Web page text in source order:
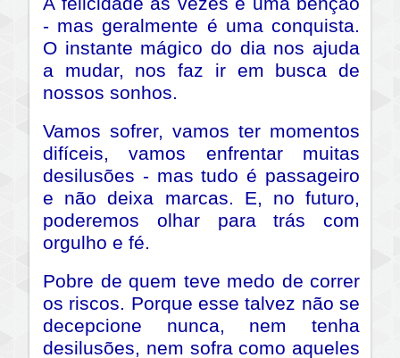
- mas geralmente é uma conquista.
O instante mágico do dia nos ajuda
a mudar, nos faz ir em busca de
nossos sonhos.
Vamos sofrer, vamos ter momentos
difíceis, vamos enfrentar muitas
desilusões - mas tudo é passageiro
e não deixa marcas. E, no futuro,
poderemos olhar para trás com
orgulho e fé.
Pobre de quem teve medo de correr
os riscos. Porque esse talvez não se
decepcione nunca, nem tenha
desilusões, nem sofra como aqueles